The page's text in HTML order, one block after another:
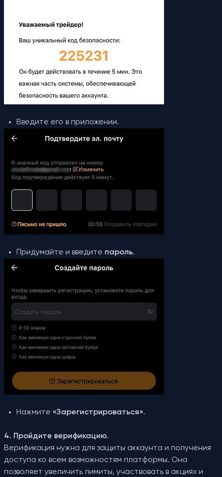
Введите его в приложении.
Придумайте и введите пароль.
Нажмите «Зарегистрироваться».
4. Пройдите верификацию.
Верификация нужна для защиты аккаунта и получения
доступа ко всем возможностям платформы. Она
позволяет увеличить лимиты, участвовать в акциях и